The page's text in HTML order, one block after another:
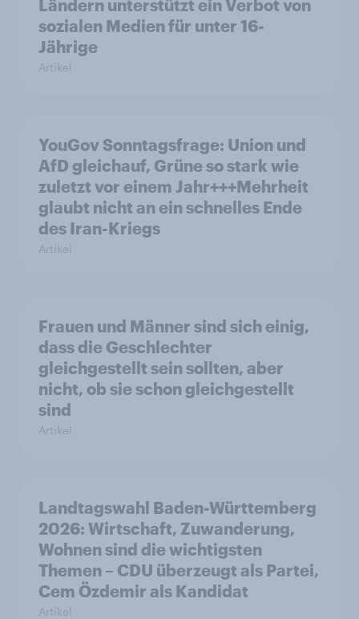
Ländern unterstützt ein Verbot von
sozialen Medien für unter 16-
Jährige
Artikel
YouGov Sonntagsfrage: Union und
AfD gleichauf, Grüne so stark wie
zuletzt vor einem Jahr+++Mehrheit
glaubt nicht an ein schnelles Ende
des Iran-Kriegs
Artikel
Frauen und Männer sind sich einig,
dass die Geschlechter
gleichgestellt sein sollten, aber
nicht, ob sie schon gleichgestellt
sind
Artikel
Landtagswahl Baden-Württemberg
2026: Wirtschaft, Zuwanderung,
Wohnen sind die wichtigsten
Themen – CDU überzeugt als Partei,
Cem Özdemir als Kandidat
Artikel